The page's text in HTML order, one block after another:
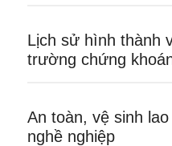
Lịch sử hình thành
trường chứng
An toàn, vệ sinh
nghề nghiệp